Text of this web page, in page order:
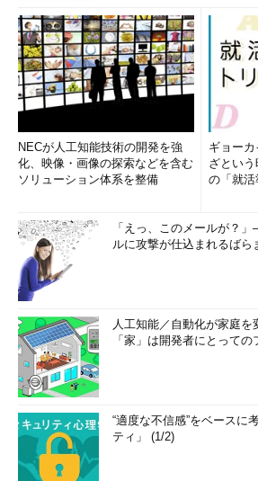
リスク変化の原因は、攻撃手法やマルウ
環境の変化などさまざまです。こうした状
てきた対策が有効に機能しなくなるため
さなければなりません。例えば、スマート
どのデバイス利用が進み、付属するクラウ
の活用などが普及すれば、現状の対策や
うかを見直します。また、かつてはコスト
った対策が、技術の変化により低価格あ
ということもあるかもしれません。
セキュリティ対策を見直すときのポイン
うなものが挙げられます。
システムで行うべき対策が人任せに
知」とその後の「対応」の仕組みは
仕組みがないケースも多い）。
ルール策定や対策を行ってから、ど
たか（対策を変更するかどうかは別
見直す機会を設けるとよい）。
ありがちな対策の誤りとして、システム
ルを行わず、人の行動を決めるルールだ
NECが人工知能技術の開発を強
化、映像・画像の探索などを含む
ソリューション体系を整備
ギョー
ざとい
の「就
「えっ、このメールが？
ルに攻撃が仕込まれるばら
人工知能／自動化が家庭
「家」は開発者にとって
“適度な不信感”をベースに
ティ」 (1/2)